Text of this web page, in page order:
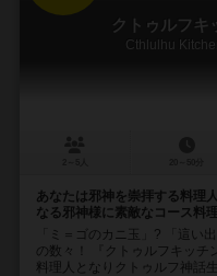
クトゥルフキ
Cthlulhu
あなたは邪神を崇拝する料理
なる邪神様に素敵なコース料
「ミ＝ゴのカニ玉」? 「這い
の数々！ 『クトゥルフキッチ
料理人となりクトゥルフ神話